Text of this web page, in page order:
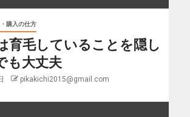
購入の仕方
育毛していることを隠し
も大丈夫
pikakichi2015@gmail.com